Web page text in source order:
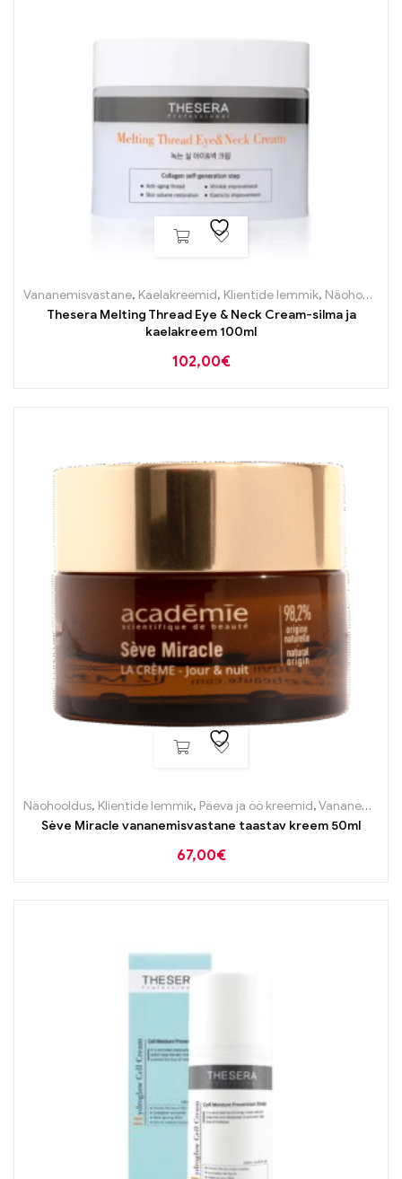
Vananemisvastane, Kaelakreemid, Klientide lemmik, Näohooldus
Thesera Melting Thread Eye & Neck Cream-silma ja
kaelakreem 100ml
102,00€
Näohooldus, Klientide lemmik, Päeva ja öö kreemid,Vananemisvastane
Sève Miracle vananemisvastane taastav kreem 50ml
67,00€